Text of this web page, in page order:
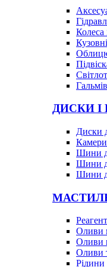
Колеса
ДИСКИ
Диски
Камери
Шини
Шини
Шини
Оливи
Оливи
Оливи
Рідини